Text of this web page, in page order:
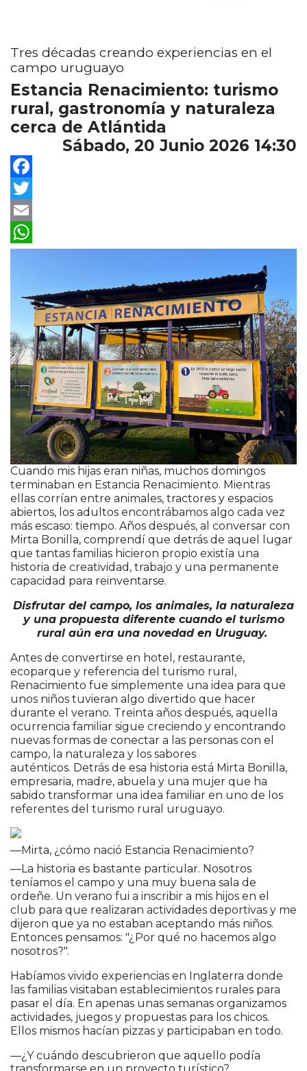
Tres décadas creando experiencias en el
campo uruguayo
Estancia Renacimiento: turismo
rural, gastronomía y naturaleza
cerca de Atlántida
Sábado, 20 Junio 2026 14:30
Facebook
Twitter
Email
WhatsApp
Cuando mis hijas eran niñas, muchos domingos
terminaban en Estancia Renacimiento. Mientras
ellas corrían entre animales, tractores y espacios
abiertos, los adultos encontrábamos algo cada vez
más escaso: tiempo. Años después, al conversar con
Mirta Bonilla, comprendí que detrás de aquel lugar
que tantas familias hicieron propio existía una
historia de creatividad, trabajo y una permanente
capacidad para reinventarse.
Disfrutar del campo, los animales, la naturaleza
y una propuesta diferente cuando el turismo
rural aún era una novedad en Uruguay.
Antes de convertirse en hotel, restaurante,
ecoparque y referencia del turismo rural,
Renacimiento fue simplemente una idea para que
unos niños tuvieran algo divertido que hacer
durante el verano. Treinta años después, aquella
ocurrencia familiar sigue creciendo y encontrando
nuevas formas de conectar a las personas con el
campo, la naturaleza y los sabores
auténticos. Detrás de esa historia está Mirta Bonilla,
empresaria, madre, abuela y una mujer que ha
sabido transformar una idea familiar en uno de los
referentes del turismo rural uruguayo.
—Mirta, ¿cómo nació Estancia Renacimiento?
—La historia es bastante particular. Nosotros
teníamos el campo y una muy buena sala de
ordeñe. Un verano fui a inscribir a mis hijos en el
club para que realizaran actividades deportivas y me
dijeron que ya no estaban aceptando más niños.
Entonces pensamos: "¿Por qué no hacemos algo
nosotros?".
Habíamos vivido experiencias en Inglaterra donde
las familias visitaban establecimientos rurales para
pasar el día. En apenas unas semanas organizamos
actividades, juegos y propuestas para los chicos.
Ellos mismos hacían pizzas y participaban en todo.
—¿Y cuándo descubrieron que aquello podía